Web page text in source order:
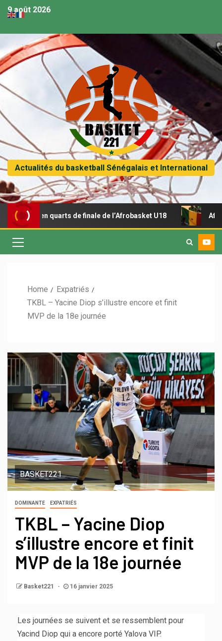
9 août 2026
Actualités du basketball Sénégalais et International
quarts de finale de l’Afrobasket U18 Afrobasket
Home
Expatriés
TKBL – Yacine Diop s’illustre encore et finit
MVP de la 18e journée
BASKET221
DOMINANTE EXPATRIÉS
TKBL – Yacine Diop
s’illustre encore et finit
MVP de la 18e journée
Basket221 16 janvier 2025
Les journées se suivent et se ressemblent pour
Yacind Diop qui a encore porté Yalova VIP.